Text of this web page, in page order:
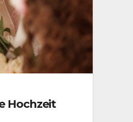
Hochzeit